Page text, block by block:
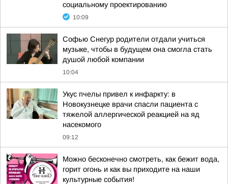
социальному проектированию
10:09
Софью Снегур родители отдали учиться
музыке, чтобы в будущем она смогла стать
душой любой компании
10:04
Укус пчелы привел к инфаркту: в
Новокузнецке врачи спасли пациента с
тяжелой аллергической реакцией на яд
насекомого
09:12
Можно бесконечно смотреть, как бежит вода,
горит огонь и как вы приходите на наши
культурные события!